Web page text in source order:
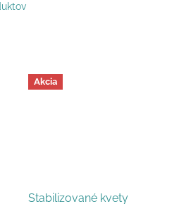
Akcia
Stabilizované kvety